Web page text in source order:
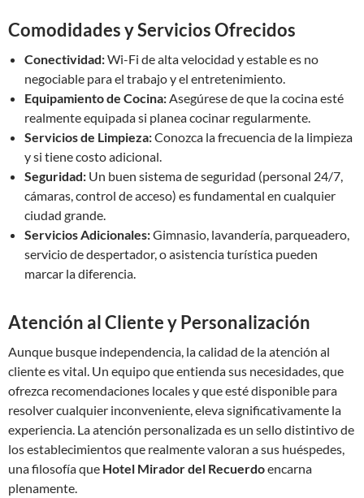
Comodidades y Servicios Ofrecidos
Conectividad:Wi-Fi de alta velocidad y estable es no
negociable para el trabajo y el entretenimiento.
Equipamiento de Cocina:Asegúrese de que la cocina esté
realmente equipada si planea cocinar regularmente.
Servicios de Limpieza:Conozca la frecuencia de la limpieza
y si tiene costo adicional.
Seguridad: Un buen sistema de seguridad (personal 24/7,
cámaras, control de acceso) es fundamental en cualquier
ciudad grande.
Servicios Adicionales:Gimnasio, lavandería, parqueadero,
servicio de despertador, o asistencia turística pueden
marcar la diferencia.
Atención al Cliente y Personalización
Aunque busque independencia, la calidad de la atención al
cliente es vital. Un equipo que entienda sus necesidades, que
ofrezca recomendaciones locales y que esté disponible para
resolver cualquier inconveniente, eleva significativamente la
experiencia. La atención personalizada es un sello distintivo de
los establecimientos que realmente valoran a sus huéspedes,
una filosofía que Hotel Mirador del Recuerdoencarna
plenamente.